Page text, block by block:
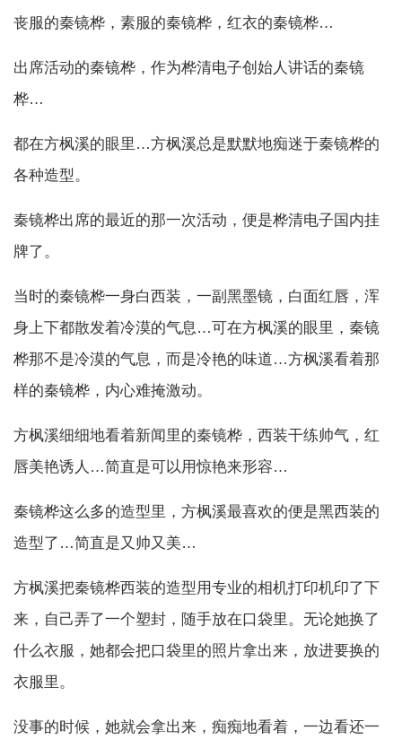
丧服的秦镜桦，素服的秦镜桦，红衣的秦镜桦…
出席活动的秦镜桦，作为桦清电子创始人讲话的秦镜
桦…
都在方枫溪的眼里…方枫溪总是默默地痴迷于秦镜桦的
各种造型。
秦镜桦出席的最近的那一次活动，便是桦清电子国内挂
牌了。
当时的秦镜桦一身白西装，一副黑墨镜，白面红唇，浑
身上下都散发着冷漠的气息…可在方枫溪的眼里，秦镜
桦那不是冷漠的气息，而是冷艳的味道…方枫溪看着那
样的秦镜桦，内心难掩激动。
方枫溪细细地看着新闻里的秦镜桦，西装干练帅气，红
唇美艳诱人…简直是可以用惊艳来形容…
秦镜桦这么多的造型里，方枫溪最喜欢的便是黑西装的
造型了…简直是又帅又美…
方枫溪把秦镜桦西装的造型用专业的相机打印机印了下
来，自己弄了一个塑封，随手放在口袋里。无论她换了
什么衣服，她都会把口袋里的照片拿出来，放进要换的
衣服里。
没事的时候，她就会拿出来，痴痴地看着，一边看还一